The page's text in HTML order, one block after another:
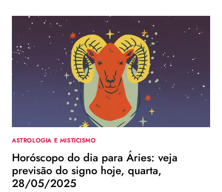
PARA
TOURO:
VEJA
PREVISÃO
DO
SIGNO
HOJE,
QUARTA,
28/05/2025
ASTROLOGIA E MISTICISMO
Horóscopo do dia para Áries: veja
previsão do signo hoje, quarta,
28/05/2025